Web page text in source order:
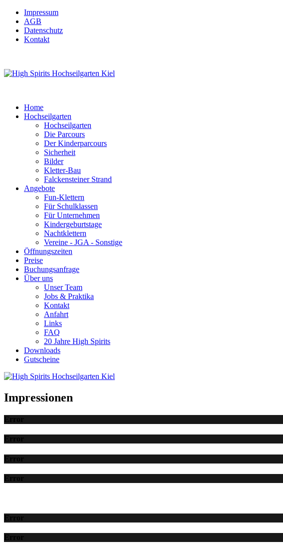
Impressum
AGB
Datenschutz
Kontakt
Home
Hochseilgarten
Hochseilgarten
Die Parcours
Der Kinderparcours
Sicherheit
Bilder
Kletter-Bau
Falckensteiner Strand
Angebote
Fun-Klettern
Für Schulklassen
Für Unternehmen
Kindergeburtstage
Nachtklettern
Vereine - JGA - Sonstige
Öffnungszeiten
Preise
Buchungsanfrage
Über uns
Unser Team
Jobs & Praktika
Kontakt
Anfahrt
Links
FAQ
20 Jahre High Spirits
Downloads
Gutscheine
Impressionen
Error
Error
Error
Error
Error
Error